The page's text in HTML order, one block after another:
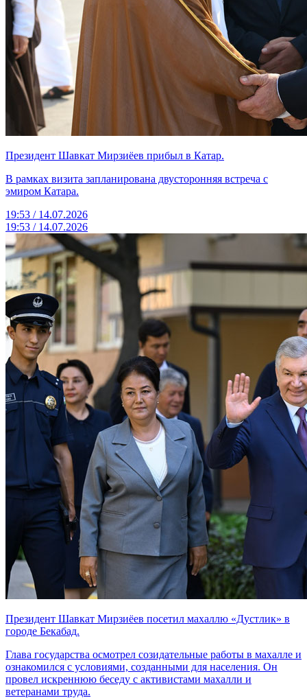
Президент Шавкат Мирзиёев прибыл в Катар.
В рамках визита запланирована двусторонняя встреча с
эмиром Катара.
19:53 / 14.07.2026
19:53 / 14.07.2026
Президент Шавкат Мирзиёев посетил махаллю «Дустлик» в
городе Бекабад.
Глава государства осмотрел созидательные работы в махалле и
ознакомился с условиями, созданными для населения. Он
провел искреннюю беседу с активистами махалли и
ветеранами труда.